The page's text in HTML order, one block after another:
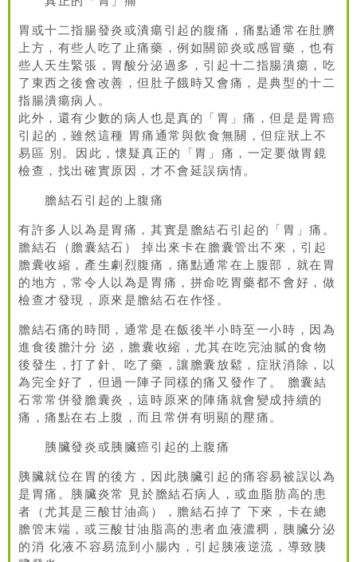
胃或十二指腸發炎或潰瘍引起的腹痛，痛點通常在肚臍
上方，有些人吃了止痛藥，例如關節炎或感冒藥，也有
些人天生緊張，胃酸分泌過多，引起十二指腸潰瘍，吃
了東西之後會改善，但肚子餓時又會痛，是典型的十二
指腸潰瘍病人。
此外，還有少數的病人也是真的「胃」痛，但是是胃癌
引起的，雖然這種 胃痛通常與飲食無關，但症狀上不
易區 別。因此，懷疑真正的「胃」痛，一定要做胃鏡
檢查，找出確實原因，才不會延誤病情。
膽結石引起的上腹痛
有許多人以為是胃痛，其實是膽結石引起的「胃」痛。
膽結石（膽囊結石） 掉出來卡在膽囊管出不來，引起
膽囊收縮，產生劇烈腹痛，痛點通常在上腹部，就在胃
的地方，常令人以為是胃痛，拼命吃胃藥都不會好，做
檢查才發現，原來是膽結石在作怪。
膽結石痛的時間，通常是在飯後半小時至一小時，因為
進食後膽汁分 泌，膽囊收縮，尤其在吃完油膩的食物
後發生，打了針、吃了藥，讓膽囊放鬆，症狀消除，以
為完全好了，但過一陣子同樣的痛又發作了。 膽囊結
石常常併發膽囊炎，這時原來的陣痛就會變成持續的
痛，痛點在右上腹，而且常併有明顯的壓痛。
胰臟發炎或胰臟癌引起的上腹痛
胰臟就位在胃的後方，因此胰臟引起的痛容易被誤以為
是胃痛。胰臟炎常 見於膽結石病人，或血脂肪高的患
者（尤其是三酸甘油高），膽結石掉了 下來，卡在總
膽管末端，或三酸甘油脂高的患者血液濃稠，胰臟分泌
的消 化液不容易流到小腸內，引起胰液逆流，導致胰